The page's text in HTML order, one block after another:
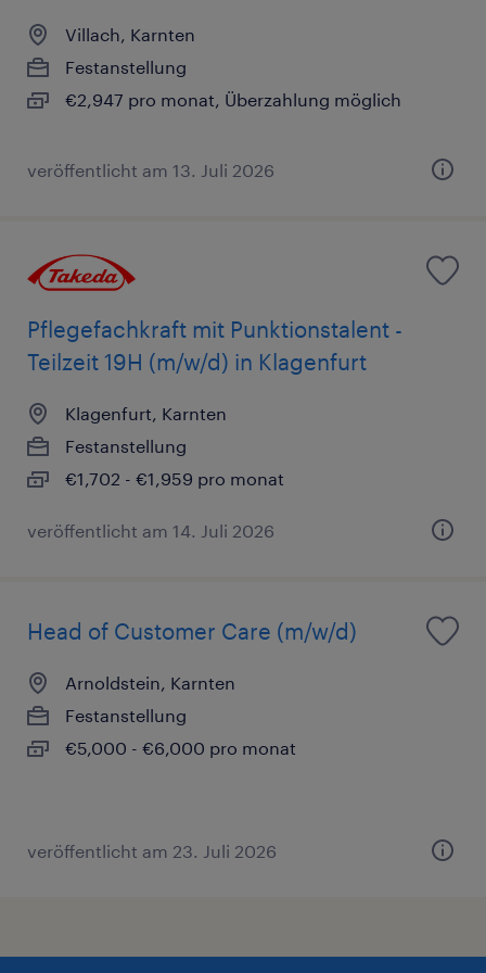
Villach, Karnten
Festanstellung
€2,947 pro monat, Überzahlung möglich
veröffentlicht am 13. Juli 2026
Pflegefachkraft mit Punktionstalent -
Teilzeit 19H (m/w/d) in Klagenfurt
Klagenfurt, Karnten
Festanstellung
€1,702 - €1,959 pro monat
veröffentlicht am 14. Juli 2026
Head of Customer Care (m/w/d)
Arnoldstein, Karnten
Festanstellung
€5,000 - €6,000 pro monat
veröffentlicht am 23. Juli 2026